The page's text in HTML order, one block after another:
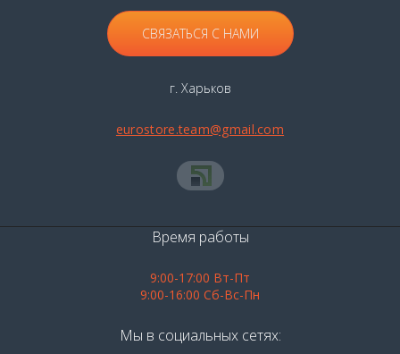
СВЯЗАТЬСЯ С НАМИ
г. Харьков
eurostore.team@gmail.com
Время работы
9:00-17:00 Вт-Пт
9:00-16:00 Сб-Вс-Пн
Мы в социальных сетях: